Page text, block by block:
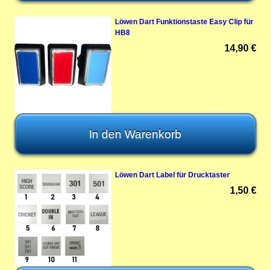
Löwen Dart Funktionstaste Easy Clip für
HB8
14,90 €
Löwen Dart Label für Drucktaster
1,50 €